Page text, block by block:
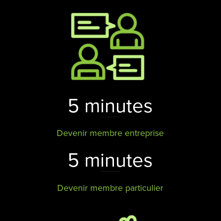
5 minutes
Devenir membre entreprise
5 minutes
Devenir membre particulier